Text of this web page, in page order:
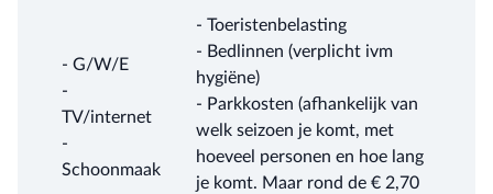
- G/W/E
-
TV/internet
-
Schoonmaak
- Toeristenbelasting
- Bedlinnen (verplicht ivm
hygiëne)
- Parkkosten (afhankelijk van
welk seizoen je komt, met
hoeveel personen en hoe lang
je komt. Maar rond de € 2,70